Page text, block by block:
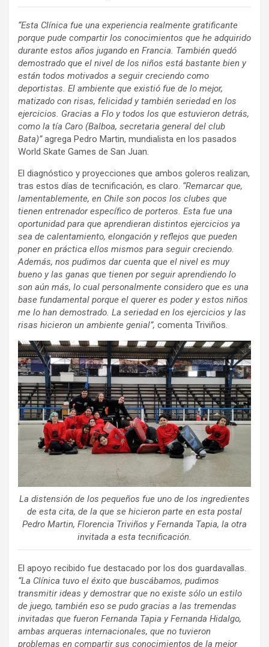
“Esta Clínica fue una experiencia realmente gratificante
porque pude compartir los conocimientos que he adquirido
durante estos años jugando en Francia. También quedó
demostrado que el nivel de los niños está bastante bien y
están todos motivados a seguir creciendo como
deportistas. El ambiente que existió fue de lo mejor,
matizado con risas, felicidad y también seriedad en los
ejercicios. Gracias a Flo y todos los que estuvieron detrás,
como la tía Caro (Balboa, secretaria general del club
Bata)”agrega Pedro Martin, mundialista en los pasados
World Skate Games de San Juan.
El diagnóstico y proyecciones que ambos goleros realizan,
tras estos días de tecnificación, es claro. “Remarcar que,
lamentablemente, en Chile son pocos los clubes que
tienen entrenador específico de porteros. Esta fue una
oportunidad para que aprendieran distintos ejercicios ya
sea de calentamiento, elongación y reflejos que pueden
poner en práctica ellos mismos para seguir creciendo.
Además, nos pudimos dar cuenta que el nivel es muy
bueno y las ganas que tienen por seguir aprendiendo lo
son aún más, lo cual personalmente considero que es una
base fundamental porque el querer es poder y estos niños
me lo han demostrado. La seriedad en los ejercicios y las
risas hicieron un ambiente genial”, comenta Triviños.
La distensión de los pequeños fue uno de los ingredientes
de esta cita, de la que se hicieron parte en esta postal
Pedro Martin, Florencia Triviños y Fernanda Tapia, la otra
invitada a esta tecnificación.
El apoyo recibido fue destacado por los dos guardavallas.
“La Clínica tuvo el éxito que buscábamos, pudimos
transmitir ideas y demostrar que no existe sólo un estilo
de juego, también eso se pudo gracias a las tremendas
invitadas que fueron Fernanda Tapia y Fernanda Hidalgo,
ambas arqueras internacionales, que no tuvieron
problemas en compartir sus conocimientos de la mejor